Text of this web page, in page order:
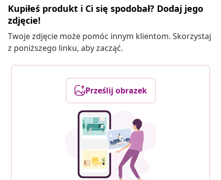
Kupiłeś produkt i Ci się spodobał? Dodaj jego
zdjęcie!
Twoje zdjęcie może pomóc innym klientom. Skorzystaj
z poniższego linku, aby zacząć.
Prześlij obrazek